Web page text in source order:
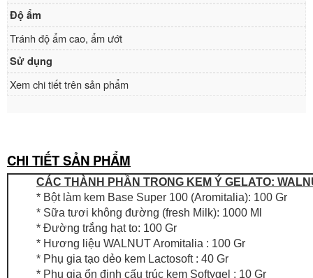
Độ ẩm
Tránh độ ẩm cao, ẩm ướt
Sử dụng
Xem chi tiết trên sản phẩm
CHI TIẾT SẢN PHẨM
CÁC THÀNH PHẦN TRONG KEM Ý GELATO:
* Bột làm kem Base Super 100 (Aromitalia): 100 Gr
* Sữa tươi không đường (fresh Milk): 1000 Ml
* Đường trắng hạt to: 100 Gr
* Hương liệu WALNUT Aromitalia : 100 Gr
* Phụ gia tạo dẻo kem Lactosoft : 40 Gr
* Phụ gia ổn định cấu trúc kem Softygel : 10 Gr